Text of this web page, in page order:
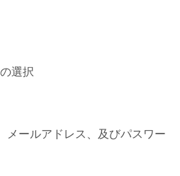
選択
メールアドレス、及びパスワー